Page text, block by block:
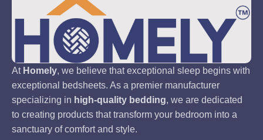
At Homely, we believe that exceptional sleep begins with
exceptional bedsheets. As a premier manufacturer
specializing in high-quality bedding, we are dedicated
to creating products that transform your bedroom into a
sanctuary of comfort and style.